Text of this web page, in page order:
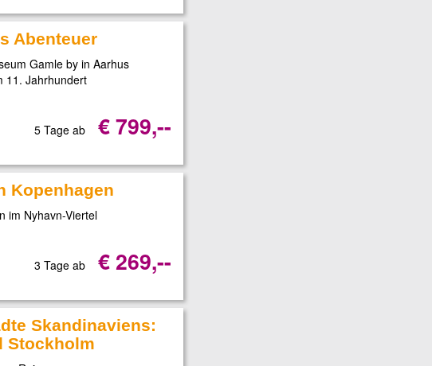
Abenteuer
Gamle by in Aarhus
11. Jahrhundert
5 Tage ab € 799,--
Kopenhagen
im Nyhavn-Viertel
3 Tage ab € 269,--
Skandinaviens:
Stockholm